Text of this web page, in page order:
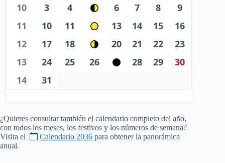
10
3 4 6 7 8
9
11
10 11 13 14 15
16
12
17 18 20 21 22
23
13
24 25 26 28 29
30
14
31
¿Quieres consultar también el calendario completo del año,
con todos los meses, los festivos y los números de semana?
Visita el
Calendario 2036 para obtener la panorámica
anual.